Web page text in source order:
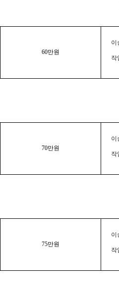
60만원
이
작
70만원
이
작
75만원
이
작